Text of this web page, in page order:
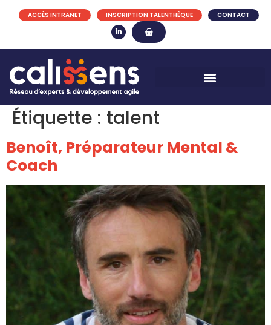
ACCÈS INTRANET INSCRIPTION TALENTHÈQUE CONTACT
Étiquette : talent
Benoît, Préparateur Mental &
Coach